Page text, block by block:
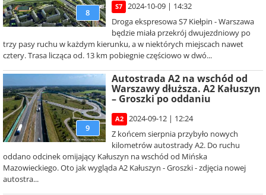
8
S7
2024-10-09 | 14:32
Droga ekspresowa S7 Kiełpin - Warszawa
będzie miała przekrój dwujezdniowy po
trzy pasy ruchu w każdym kierunku, a w niektórych miejscach nawet
cztery. Trasa licząca od. 13 km pobiegnie częściowo w dwó...
9
Autostrada A2 na wschód od
Warszawy dłuższa. A2 Kałuszyn
– Groszki po oddaniu
A2
2024-09-12 | 12:24
Z końcem sierpnia przybyło nowych
kilometrów autostrady A2. Do ruchu
oddano odcinek omijający Kałuszyn na wschód od Mińska
Mazowieckiego. Oto jak wygląda A2 Kałuszyn - Groszki - zdjęcia nowej
autostra...